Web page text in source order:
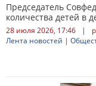
Председатель
количества детей в
28 июля 2026, 17:46 |
Лента новостей |